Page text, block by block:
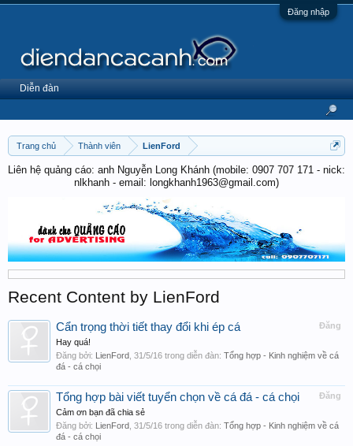
Đăng nhập
Trang chủ Thành viên LienFord
Liên hệ quảng cáo: anh Nguyễn Long Khánh (mobile: 0907 707 171 - nick:
nlkhanh - email: longkhanh1963@gmail.com)
Recent Content by LienFord
Đăng
Cẩn trọng thời tiết thay đổi khi ép cá
Hay quá!
Đăng bởi: LienFord 31/5/16 trong diễn đàn: Tổng hợp - Kinh nghiệm về cá
đá - cá chọi
Đăng
Tổng hợp bài viết tuyển chọn về cá đá - cá chọi
Cảm ơn bạn đã chia sẻ
Đăng bởi: LienFord 31/5/16 trong diễn đàn: Tổng hợp - Kinh nghiệm về cá
đá - cá chọi
Diễn đàn